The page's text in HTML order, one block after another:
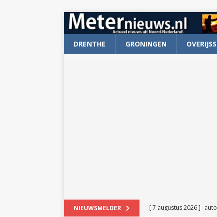
DRENTHE GRONINGEN
NIEUWSMELDER [ 7 augustus 2026 ]